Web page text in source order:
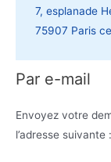
7, esplanade
75907 Paris
Par e-mail
Envoyez votre
l’adresse suivante :